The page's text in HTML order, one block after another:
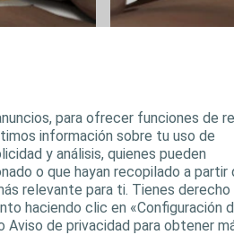
para ofrecer funciones de
información sobre tu uso de
y análisis, quienes pueden
o que hayan recopilado a partir
relevante para ti. Tienes derecho
haciendo clic en «Configuración
de privacidad para obtener